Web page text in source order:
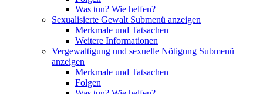
Was tun? Wie helfen?
Sexualisierte Gewalt Submenü anzeigen
Merkmale und Tatsachen
Weitere Informationen
Vergewaltigung und sexuelle Nötigung Submenü
anzeigen
Merkmale und Tatsachen
Folgen